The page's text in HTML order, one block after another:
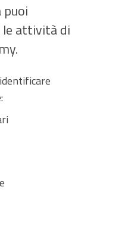
puoi
attività di